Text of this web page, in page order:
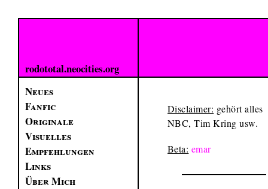
rodototal.neocities.org
Neues
Fanfic
Originale
Visuelles
Empfehlungen
Links
Über Mich
Disclaimer: gehört alles
NBC, Tim Kring usw.
Beta: emar